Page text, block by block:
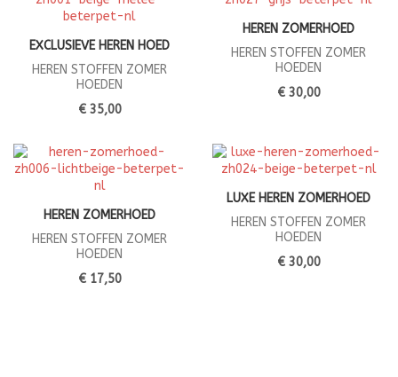
EXCLUSIEVE HEREN HOED
HEREN STOFFEN ZOMER
HOEDEN
€ 35,00
HEREN ZOMERHOED
HEREN STOFFEN ZOMER
HOEDEN
€ 30,00
HEREN ZOMERHOED
HEREN STOFFEN ZOMER
HOEDEN
€ 17,50
LUXE HEREN ZOMERHOED
HEREN STOFFEN ZOMER
HOEDEN
€ 30,00